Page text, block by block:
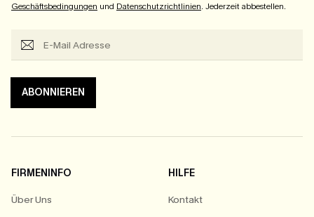
Geschäftsbedingungen und Datenschutzrichtlinien. Jederzeit abbestellen.
ABONNIEREN
FIRMENINFO
Über Uns
HILFE
Kontakt